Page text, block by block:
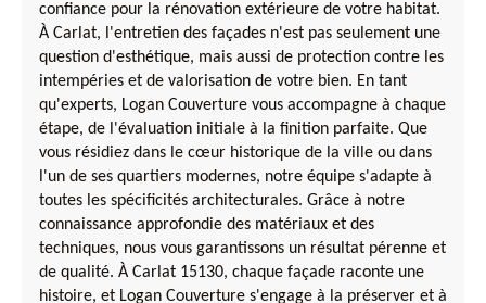
confiance pour la rénovation extérieure de votre habitat.
À Carlat, l'entretien des façades n'est pas seulement une
question d'esthétique, mais aussi de protection contre les
intempéries et de valorisation de votre bien. En tant
qu'experts, Logan Couverture vous accompagne à chaque
étape, de l'évaluation initiale à la finition parfaite. Que
vous résidiez dans le cœur historique de la ville ou dans
l'un de ses quartiers modernes, notre équipe s'adapte à
toutes les spécificités architecturales. Grâce à notre
connaissance approfondie des matériaux et des
techniques, nous vous garantissons un résultat pérenne et
de qualité. À Carlat 15130, chaque façade raconte une
histoire, et Logan Couverture s'engage à la préserver et à